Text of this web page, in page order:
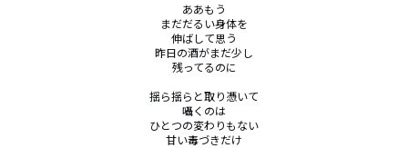
ああもう
まだだるい身体を
伸ばして思う
昨日の酒がまだ少し
残ってるのに
揺ら揺らと取り憑いて
囁くのは
ひとつの変わりもない
甘い毒づきだけ